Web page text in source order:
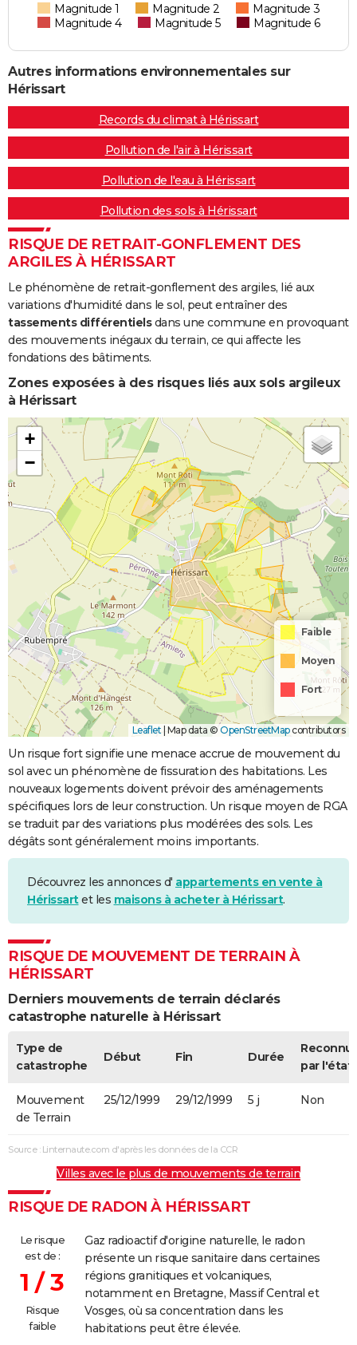
Magnitude 1 Magnitude 2
Magnitude 3
Magnitude 4
Magnitude 5 Magnitude 6
Autres informations environnementales sur
Hérissart
Records du climat à Hérissart
Pollution de l'air à Hérissart
Pollution de l'eau à Hérissart
Pollution des sols à Hérissart
RISQUE DE RETRAIT-GONFLEMENT DES
ARGILES À HÉRISSART
Le phénomène de retrait-gonflement des argiles, lié aux
variations d'humidité dans le sol, peut entraîner des
tassements différentielsdans une commune en provoquant
des mouvements inégaux du terrain, ce qui affecte les
fondations des bâtiments.
Zones exposées à des risques liés aux sols argileux
à Hérissart
+
−
Faible
Moyen
Fort
Leaflet | Map data © OpenStreetMapcontributors
Un risque fort signifie une menace accrue de mouvement du
sol avec un phénomène de fissuration des habitations. Les
nouveaux logements doivent prévoir des aménagements
spécifiques lors de leur construction. Un risque moyen de RGA
se traduit par des variations plus modérées des sols. Les
dégâts sont généralement moins importants.
Découvrez les annonces d' appartements en vente à
Hérissartet les maisons à acheter à Hérissart.
RISQUE DE MOUVEMENT DE TERRAIN À
HÉRISSART
Derniers mouvements de terrain déclarés
catastrophe naturelle à Hérissart
Type de
catastrophe
Début Fin Durée
par l'état
Mouvement
de Terrain
25/12/1999 29/12/1999 5 j Non
Source : Linternaute.com d'après les données de la CCR
Villes avec le plus de mouvements de terrain
RISQUE DE RADON À HÉRISSART
Le risque
est de :
1 / 3
Risque
faible
Gaz radioactif d'origine naturelle, le radon
présente un risque sanitaire dans certaines
régions granitiques et volcaniques,
notamment en Bretagne, Massif Central et
Vosges, où sa concentration dans les
habitations peut être élevée.